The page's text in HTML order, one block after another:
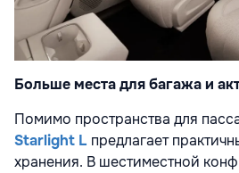
Больше места для багажа и
Помимо пространства для
Starlight L предлагает
хранения. В шестиместной